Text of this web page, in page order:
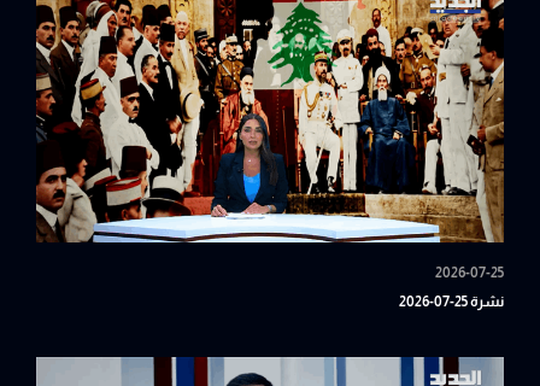
2026-07-25
نشرة 25-07-2026